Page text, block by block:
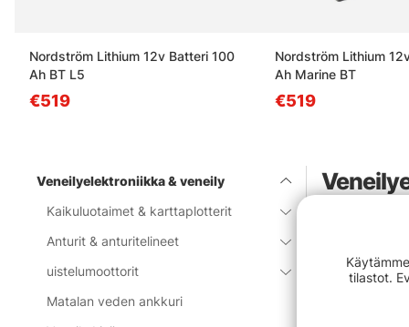
Nordström Lithium 12v Batteri 100
Ah BT L5
€519
Nordström Lithium
Ah Marine BT
€519
Veneilyelektroniikka & veneily
Kaikuluotaimet & karttaplotterit
Anturit & anturitelineet
uistelumoottorit
Matalan veden ankkuri
Meri-
tiettyjä lajeja
kuten
kysyttävää,
tilastot.